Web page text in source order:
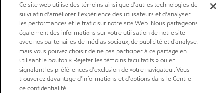
Ce site web utilise des témoins ainsi que d'autres technologies de
suivi afin d'améliorer l'expérience des utilisateurs et d'analyser
les performances et le trafic sur notre site Web. Nous partageons
également des informations sur votre utilisation de notre site
avec nos partenaires de médias sociaux, de publicité et d'analyse,
mais vous pouvez choisir de ne pas participer à ce partage en
utilisant le bouton « Rejeter les témoins facultatifs » ou en
signalant les préférences d'exclusion de votre navigateur. Vous
trouverez davantage d'informations et d'options dans le Centre
de confidentialité.